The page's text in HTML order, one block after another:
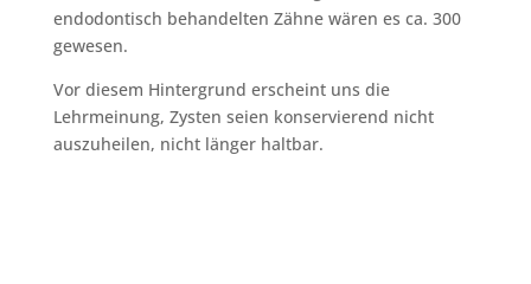
endodontisch behandelten Zähne wären es ca. 300
gewesen.
Vor diesem Hintergrund erscheint uns die
Lehrmeinung, Zysten seien konservierend nicht
auszuheilen, nicht länger haltbar.